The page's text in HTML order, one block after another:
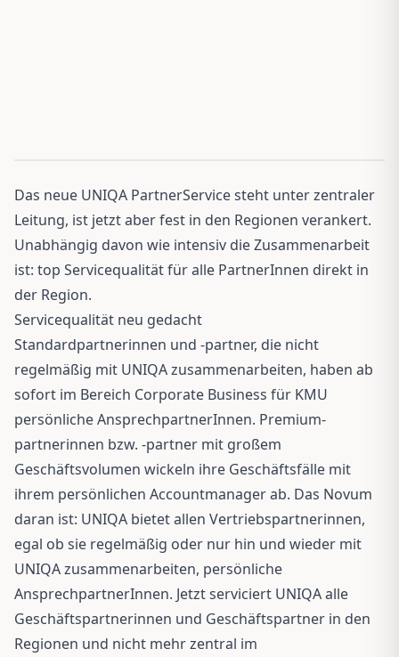
Das neue UNIQA PartnerService steht unter zentraler
Leitung, ist jetzt aber fest in den Regionen verankert.
Unabhängig davon wie intensiv die Zusammenarbeit
ist: top Servicequalität für alle PartnerInnen direkt in
der Region.
Servicequalität neu gedacht
Standardpartnerinnen und -partner, die nicht
regelmäßig mit UNIQA zusammenarbeiten, haben ab
sofort im Bereich Corporate Business für KMU
persönliche AnsprechpartnerInnen. Premium-
partnerinnen bzw. -partner mit großem
Geschäftsvolumen wickeln ihre Geschäftsfälle mit
ihrem persönlichen Accountmanager ab. Das Novum
daran ist: UNIQA bietet allen Vertriebspartnerinnen,
egal ob sie regelmäßig oder nur hin und wieder mit
UNIQA zusammenarbeiten, persönliche
AnsprechpartnerInnen. Jetzt serviciert UNIQA alle
Geschäftspartnerinnen und Geschäftspartner in den
Regionen und nicht mehr zentral im